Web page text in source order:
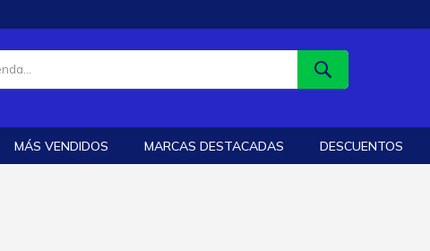
MÁS VENDIDOS MARCAS DESTACADAS DESCUENTOS